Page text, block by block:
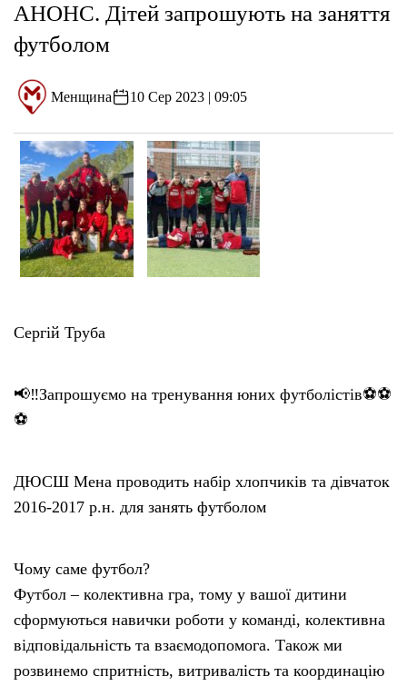
АНОНС. Дітей запрошують на заняття
футболом
Менщина 10 Сер 2023 | 09:05
Сергій Труба
📢‼️Запрошуємо на тренування юних футболістів⚽️⚽️
⚽️
ДЮСШ Мена проводить набір хлопчиків та дівчаток
2016-2017 р.н. для занять футболом
Чому саме футбол?
Футбол – колективна гра, тому у вашої дитини
сформуються навички роботи у команді, колективна
відповідальність та взаємодопомога. Також ми
розвинемо спритність, витривалість та координацію